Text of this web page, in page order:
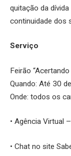
quitação da
continuidade dos
Serviço
Feirão
Quando: Até 30
Onde: todos os
• Agência Virtual
• Chat no site